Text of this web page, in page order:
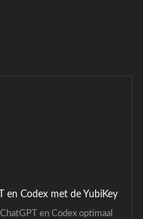
(CBW): complete gids
en Codex met de YubiKey
en Codex optimaal